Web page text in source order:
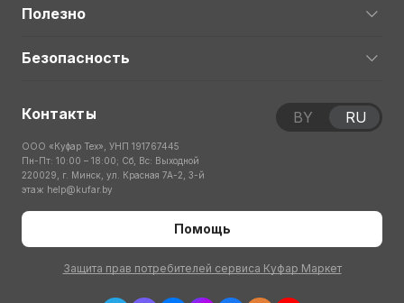
Полезно
Безопасность
Контакты
ООО «Куфар Тех», УНП 191767445
Пн-Пт: 10:00 – 18:00; Сб, Вс: Выходной
220029, г. Минск, ул. Красная 7А-2, 3-й
этаж help@kufar.by
Помощь
Защита прав потребителей сервиса Куфар Маркет
BY RU